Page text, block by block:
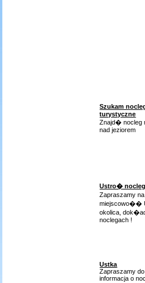
Szukam
turystyczne
Znajd� nocleg
nad jeziorem
Ustro�
Zapraszamy
miejscowo��
okolica,
noclegach !
Ustka
Zapraszamy
informacja o